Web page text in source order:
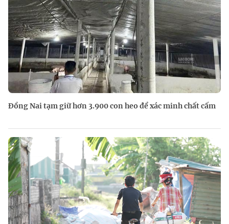
Đồng Nai tạm giữ hơn 3.900 con heo để xác minh chất cấm